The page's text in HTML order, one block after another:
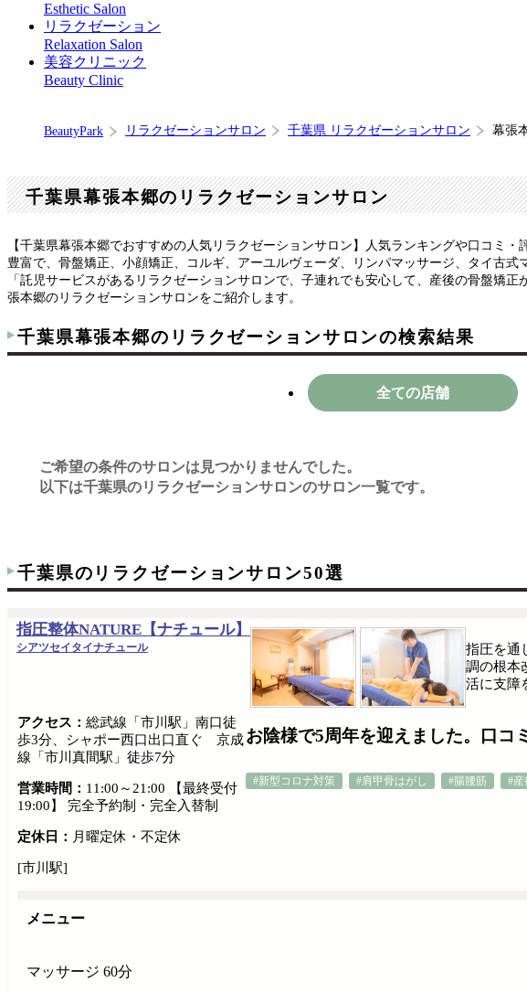
Esthetic Salon
リラクゼーション
Relaxation Salon
美容クリニック
Beauty Clinic
BeautyPark リラクゼーションサロン 千葉県 リラクゼーションサロン 幕張
千葉県幕張本郷のリラクゼーションサロン
【千葉県幕張本郷でおすすめの人気リラクゼーションサロン】人気ランキングや口コミ
豊富で、骨盤矯正、小顔矯正、コルギ、アーユルヴェーダ、リンパマッサージ、タイ古
「託児サービスがあるリラクゼーションサロンで、子連れでも安心して、産後の骨盤矯
張本郷のリラクゼーションサロンをご紹介します。
千葉県幕張本郷のリラクゼーションサロンの検索結果
全ての店舗
ご希望の条件のサロンは見つかりませんでした。
以下は千葉県のリラクゼーションサロンのサロン一覧です。
千葉県のリラクゼーションサロン50選
指圧整体NATURE【ナチュール】
シアツセイタイナチュール
お陰様で5周年を迎えました。口
#新型コロナ対策 #肩甲骨はがし #腸腰筋 #産
指圧を通
調の根本
活に支障
アクセス： 総武線「市川駅」南口徒
歩3分、シャポー西口出口直ぐ 京成
線「市川真間駅」徒歩7分
営業時間： 11:00～21:00 【最終受付
19:00】 完全予約制・完全入替制
定休日： 月曜定休・不定休
[市川駅]
メニュー
マッサージ 60分